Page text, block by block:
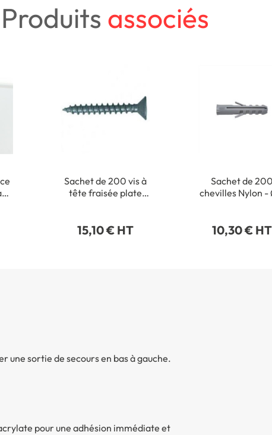
Produits associés
Sachet de 200 vis à
tête fraisée plate
15,10 € HT
Sachet de 200
chevilles Nylon -
10,30 € HT
une sortie de secours en bas à gauche.
pour une adhésion immédiate et